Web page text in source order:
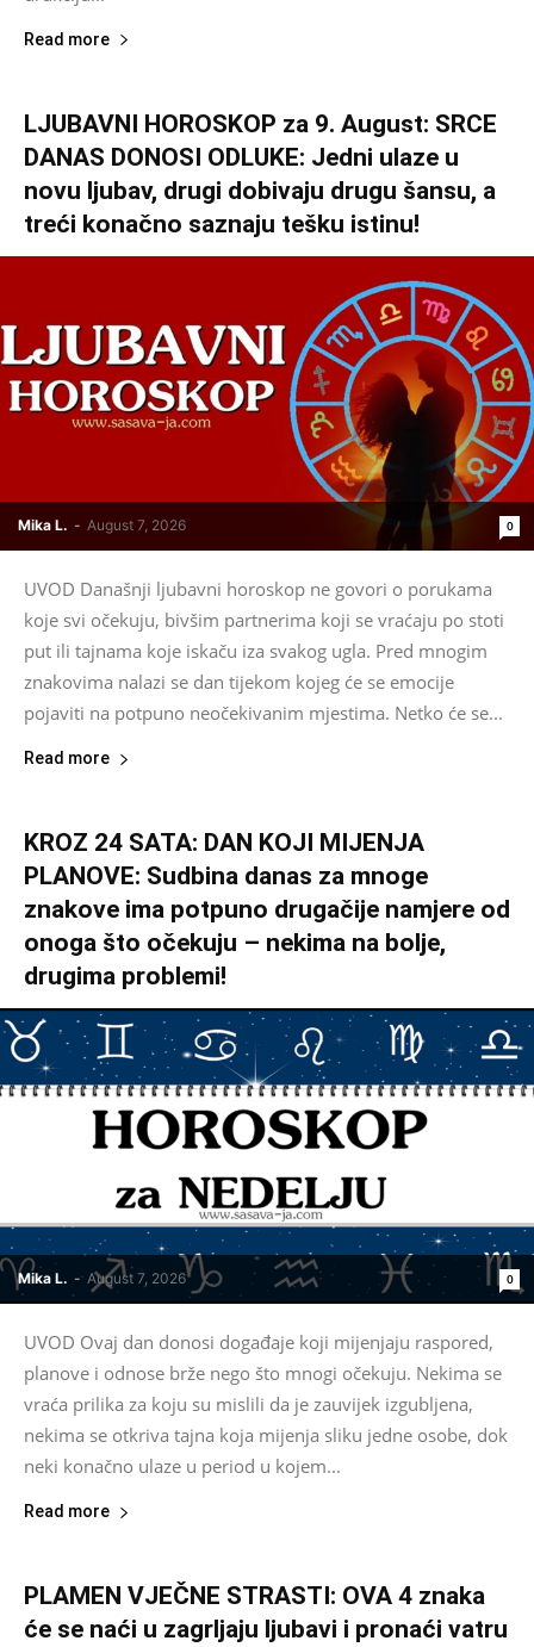
Read more
LJUBAVNI HOROSKOP za 9. August: SRCE
DANAS DONOSI ODLUKE: Jedni ulaze u
novu ljubav, drugi dobivaju drugu šansu, a
treći konačno saznaju tešku istinu!
Mika L. - August 7, 2026 0
UVOD Današnji ljubavni horoskop ne govori o porukama
koje svi očekuju, bivšim partnerima koji se vraćaju po stoti
put ili tajnama koje iskaču iza svakog ugla. Pred mnogim
znakovima nalazi se dan tijekom kojeg će se emocije
pojaviti na potpuno neočekivanim mjestima. Netko će se...
Read more
KROZ 24 SATA: DAN KOJI MIJENJA
PLANOVE: Sudbina danas za mnoge
znakove ima potpuno drugačije namjere od
onoga što očekuju – nekima na bolje,
drugima problemi!
Mika L. - August 7, 2026 0
UVOD Ovaj dan donosi događaje koji mijenjaju raspored,
planove i odnose brže nego što mnogi očekuju. Nekima se
vraća prilika za koju su mislili da je zauvijek izgubljena,
nekima se otkriva tajna koja mijenja sliku jedne osobe, dok
neki konačno ulaze u period u kojem...
Read more
PLAMEN VJEČNE STRASTI: OVA 4 znaka
će se naći u zagrljaju ljubavi i pronaći vatru